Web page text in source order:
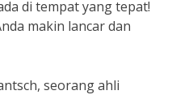
di tempat yang tepat!
makin lancar dan
seorang ahli